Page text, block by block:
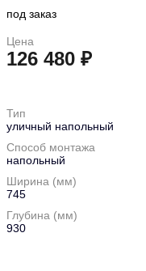
под заказ
Цена
126 480 ₽
Тип
уличный напольный
Способ монтажа
напольный
Ширина (мм)
745
Глубина (мм)
930